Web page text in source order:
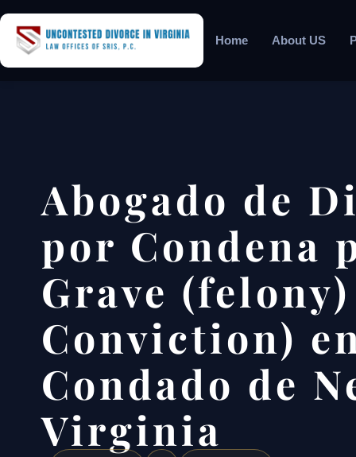
Home About US
Abogado de
por Condena
Grave
Conviction)
Condado de
Virginia